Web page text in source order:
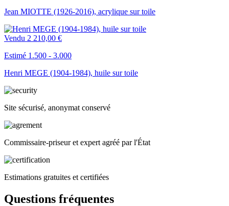
Jean MIOTTE (1926-2016), acrylique sur toile
Vendu 2 210,00 €
Estimé 1.500 - 3.000
Henri MEGE (1904-1984), huile sur toile
Site sécurisé, anonymat conservé
Commissaire-priseur et expert agréé par l'État
Estimations gratuites et certifiées
Questions fréquentes